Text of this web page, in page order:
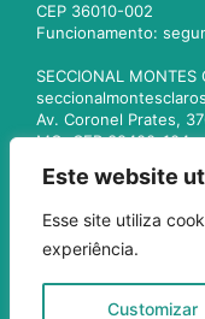
Este website
Esse site utiliza
experiência.
Customizar
CEP 36010-002
Funcionamento:
SECCIONAL
Av. Coronel Prates,
MG. CEP 39400-104
Av. Afonso Pena, 547